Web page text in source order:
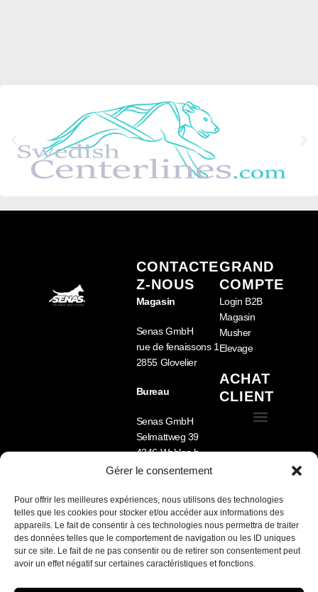
Gérer le consentement
Pour offrir les meilleures expériences, nous utilisons des technologies
telles que les cookies pour stocker et/ou accéder aux informations des
appareils. Le fait de consentir à ces technologies nous permettra de traiter
des données telles que le comportement de navigation ou les ID uniques
sur ce site. Le fait de ne pas consentir ou de retirer son consentement peut
avoir un effet négatif sur certaines caractéristiques et fonctions.
CONTACTE
Z-NOUS
Magasin
Senas GmbH
rue de fenaissons 1
2855 Glovelier
Bureau
Senas GmbH
Selmattweg 39
4246 Wahlen b.
Laufen
09
Lu-Ve 8h -12h /
13h30 – 17h
Nous parlons FR /
GRAND
COMPTE
Login B2B
Magasin
Musher
Elevage
ACHAT
CLIENT